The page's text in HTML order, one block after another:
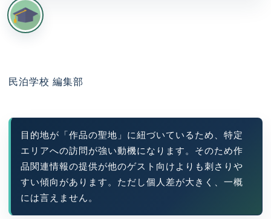
民泊学校 編集部
目的地が「作品の聖地」に紐づいているため、特定
エリアへの訪問が強い動機になります。そのため作
品関連情報の提供が他のゲスト向けよりも刺さりや
すい傾向があります。ただし個人差が大きく、一概
には言えません。